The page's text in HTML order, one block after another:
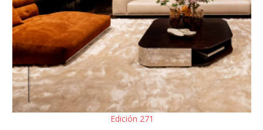
Edición 271